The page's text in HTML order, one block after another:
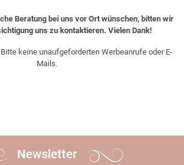
Beratung bei uns vor Ort wünschen, bitten wir
uns zu kontaktieren. Vielen Dank!
keine unaufgeforderten Werbeanrufe oder E-
Mails.
Newsletter